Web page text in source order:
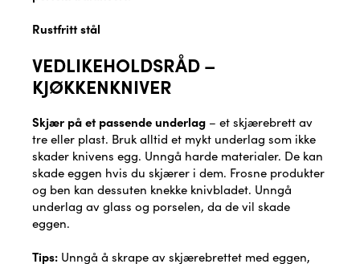
Rustfritt stål
VEDLIKEHOLDSRÅD –
KJØKKENKNIVER
Skjær på et passende underlag – et skjærebrett av
tre eller plast. Bruk alltid et mykt underlag som ikke
skader knivens egg. Unngå harde materialer. De kan
skade eggen hvis du skjærer i dem. Frosne produkter
og ben kan dessuten knekke knivbladet. Unngå
underlag av glass og porselen, da de vil skade
eggen.
Tips: Unngå å skrape av skjærebrettet med eggen,